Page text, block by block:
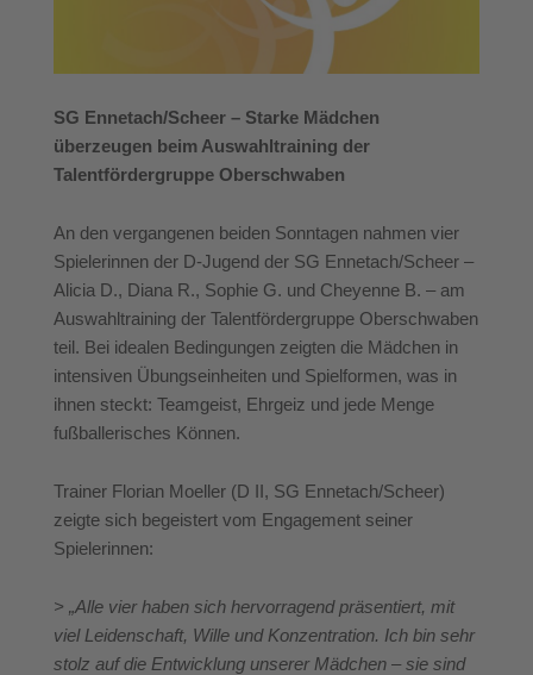
SG Ennetach/Scheer – Starke Mädchen
überzeugen beim Auswahltraining der
Talentfördergruppe Oberschwaben
An den vergangenen beiden Sonntagen nahmen vier
Spielerinnen der D-Jugend der SG Ennetach/Scheer –
Alicia D., Diana R., Sophie G. und Cheyenne B. – am
Auswahltraining der Talentfördergruppe Oberschwaben
teil. Bei idealen Bedingungen zeigten die Mädchen in
intensiven Übungseinheiten und Spielformen, was in
ihnen steckt: Teamgeist, Ehrgeiz und jede Menge
fußballerisches Können.
Trainer Florian Moeller (D II, SG Ennetach/Scheer)
zeigte sich begeistert vom Engagement seiner
Spielerinnen:
> „Alle vier haben sich hervorragend präsentiert, mit
viel Leidenschaft, Wille und Konzentration. Ich bin sehr
stolz auf die Entwicklung unserer Mädchen – sie sind